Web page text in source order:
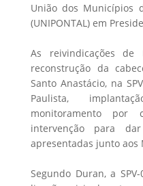
União dos Municípios
(UNIPONTAL) em
As reivindicações
reconstrução da
Santo Anastácio, na
Paulista,
monitoramento por
intervenção para
apresentadas junto aos
Segundo Duran, a